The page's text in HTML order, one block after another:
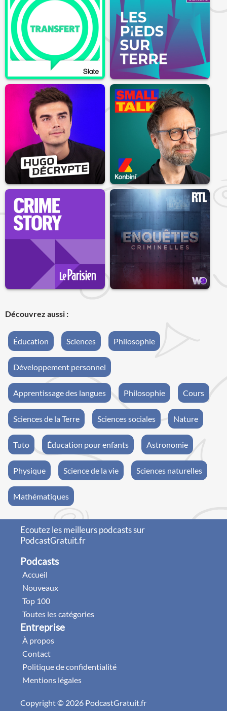
Découvrez aussi :
Éducation Sciences Philosophie
Développement personnel
Apprentissage des langues Philosophie Cours
Sciences de la Terre Sciences sociales Nature
Tuto Éducation pour enfants Astronomie
Physique Science de la vie Sciences naturelles
Mathématiques
Ecoutez les meilleurs podcasts sur
PodcastGratuit.fr
Podcasts
Accueil
Nouveaux
Top 100
Toutes les catégories
Entreprise
À propos
Contact
Politique de confidentialité
Mentions légales
Copyright © 2026 PodcastGratuit.fr